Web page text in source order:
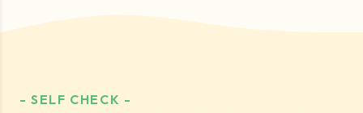
- SELF CHECK -